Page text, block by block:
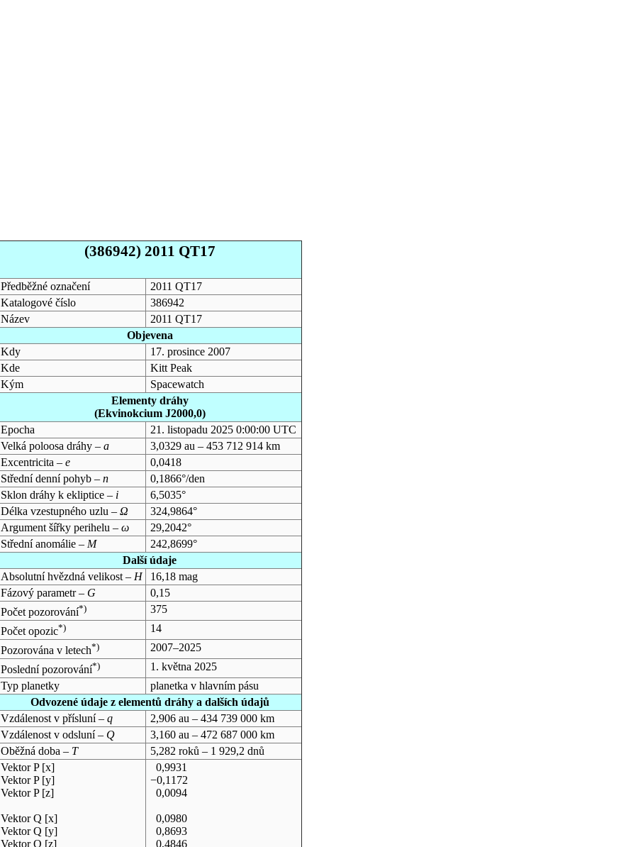
(386942) 2011 QT17
Předběžné označení
2011 QT17
Katalogové číslo
386942
Název
2011 QT17
Objevena
Kdy
17. prosince 2007
Kde
Kitt Peak
Kým
Spacewatch
Elementy dráhy
(Ekvinokcium J2000,0)
Epocha
21. listopadu 2025 0:00:00 UTC
Velká poloosa dráhy – a
3,0329 au – 453 712 914 km
Excentricita – e
0,0418
Střední denní pohyb – n
0,1866°/den
Sklon dráhy k ekliptice – i
6,5035°
Délka vzestupného uzlu – Ω
324,9864°
Argument šířky perihelu – ω
29,2042°
Střední anomálie – M
242,8699°
Další údaje
Absolutní hvězdná velikost – H
16,18 mag
Fázový parametr – G
0,15
Počet pozorování*)
375
Počet opozic*)
14
Pozorována v letech*)
2007–2025
Poslední pozorování*)
1. května 2025
Typ planetky
planetka v hlavním pásu
Odvozené údaje z elementů dráhy a dalších údajů
Vzdálenost v přísluní – q
2,906 au – 434 739 000 km
Vzdálenost v odsluní – Q
3,160 au – 472 687 000 km
Oběžná doba – T
5,282 roků – 1 929,2 dnů
Vektor P [x]
Vektor P [y]
Vektor P [z]
Vektor Q [x]
Vektor Q [y]
Vektor Q [z]
0,9931
−0,1172
0,0094
0,0980
0,8693
0,4846